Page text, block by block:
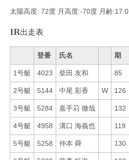
太陽高度: 72度 月高度:-70度 月齢:17.0
1R出走表
登番 氏名 期
1号艇 4023 柴田 友和 85
2号艇 5144 中尾 彩香 W 126
3号艇 5284 嘉手苅 徹哉 132
4号艇 4958 溝口 海義也 119
5号艇 5258 仲本 舜 130